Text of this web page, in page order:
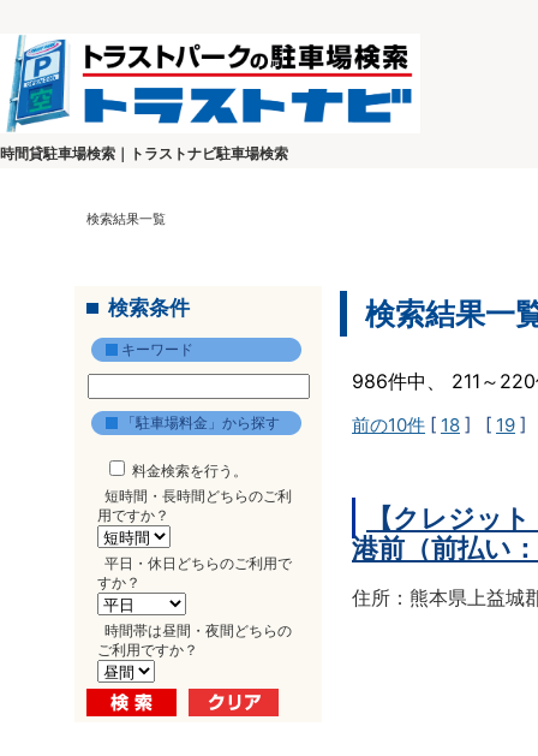
時間貸駐車場検索｜トラストナビ駐車場検索
検索結果一覧
検索条件
キーワード
「駐車場料金」から探す
料金検索を行う。
短時間・長時間どちらのご利
用ですか？
平日・休日どちらのご利用で
すか？
時間帯は昼間・夜間どちらの
ご利用ですか？
検索結果一
986件中、 211～
前の10件 [ 18 ] [ 19 ]
【クレジッ
港前（前払い
住所：熊本県上益城